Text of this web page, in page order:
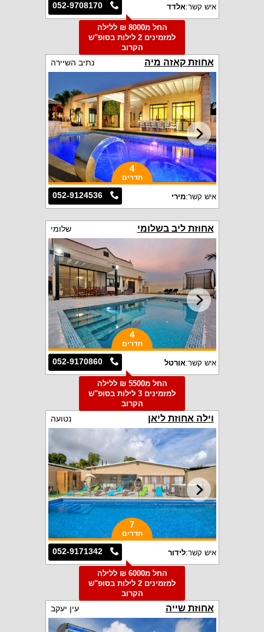
052-9708170 איש קשר:אלדד
החל מ8000 ₪ ללילה
למזמינים 2 לילות בסופ"ש
הקרוב
אחוזת קאזה מיה נתיב השיירה
4
חדרים
052-9124536 איש קשר:מירי
אחוזת ליב בשלומי שלומי
4
חדרים
052-9170860 איש קשר:אורטל
החל מ5500 ₪ ללילה
למזמינים 3 לילות בסופ"ש
הקרוב
וילה אחוזת ליאן נטועה
7
חדרים
052-9171342 איש קשר:לידור
החל מ6000 ₪ ללילה
למזמינים 2 לילות בסופ"ש
הקרוב
אחוזת שייה עין יעקב